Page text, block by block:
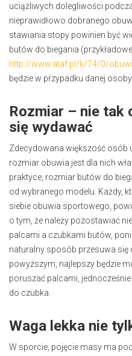
uciążliwych dolegliwości
nieprawidłowo dobranego
stawiania stopy powinien być
butów do biegania
http://www.ataf.pl/k/74/0/
będzie w przypadku danej
Rozmiar – nie tak
się wydawać
Zdecydowana większość osób
rozmiar obuwia jest dla nich
praktyce, rozmiar butów do
od wybranego modelu. Każdy,
siebie obuwia sportowego,
o tym, że należy pozostawiać
palcami a czubkami butów,
naturalny sposób przesuwa się
powyższym, najlepszy będzie
poruszać palcami,
do czubka.
Waga lekka nie
W sporcie, pojęcie masy ma